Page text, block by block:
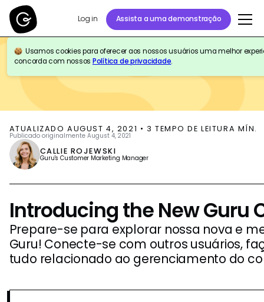
Log in Assista a uma demonstração
Usamos cookies para oferecer aos nossos usuários uma melhor
concorda com nossos Política de privacidade.
BLOG COMPANY NEWS PRODUCT UPDATES
ATUALIZADOAUGUST 4, 2021 • 3 TEMPO DE LEITURA MÍN.
Publicado originalmente August 4, 2021
CALLIE ROJEWSKI
Guru's Customer Marketing Manager
Introducing the New Guru
Prepare-se para explorar nossa nova e
Guru! Conecte-se com outros usuários,
tudo relacionado ao gerenciamento do